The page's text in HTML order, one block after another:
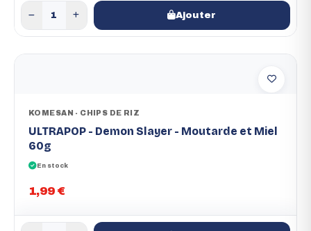
Ajouter
KOMESAN - CHIPS DE RIZ
ULTRAPOP - Demon Slayer - Moutarde et Miel
60g
En stock
1,99 €